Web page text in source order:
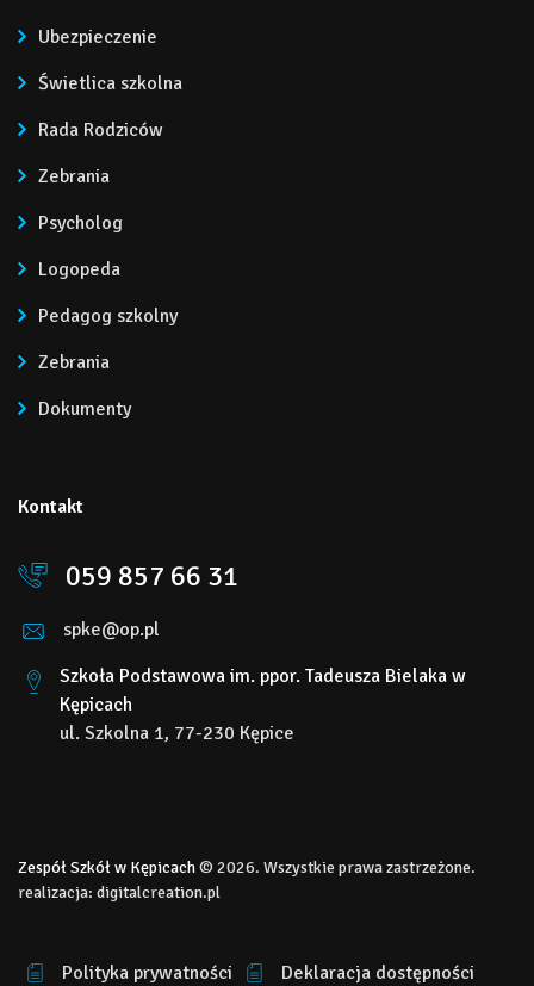
Ubezpieczenie
Świetlica szkolna
Rada Rodziców
Zebrania
Psycholog
Logopeda
Pedagog szkolny
Zebrania
Dokumenty
Kontakt
059 857 66 31
spke@op.pl
Szkoła Podstawowa im. ppor. Tadeusza Bielaka w
Kępicach
ul. Szkolna 1, 77-230 Kępice
Zespół Szkół w Kępicach© 2026. Wszystkie prawa zastrzeżone.
realizacja: digitalcreation.pl
Polityka prywatności Deklaracja dostępności